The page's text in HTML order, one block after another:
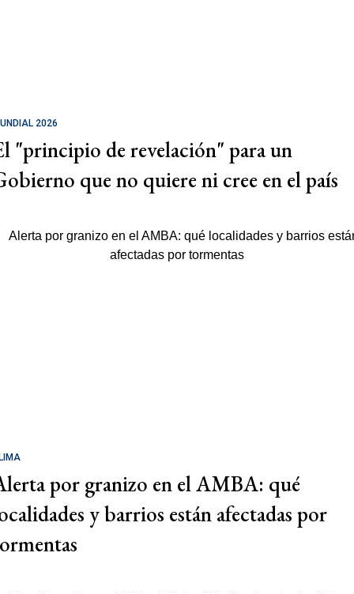
2026
"principio de revelación" para un
que no quiere ni cree en el país
por granizo en el AMBA: qué
y barrios están afectadas por